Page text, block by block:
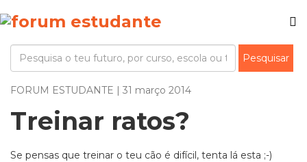
FORUM ESTUDANTE | 31 março 2014
Treinar ratos?
Se pensas que treinar o teu cão é difícil, tenta lá esta ;-)